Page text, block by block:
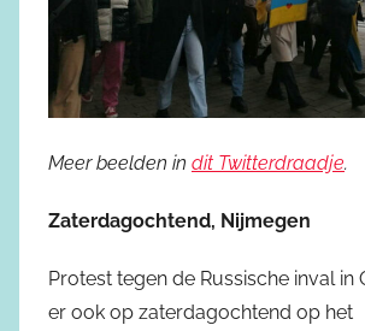
Meer beelden in dit Twitterdraadje.
Zaterdagochtend, Nijmegen
Protest tegen de Russische inval in
er ook op zaterdagochtend op het